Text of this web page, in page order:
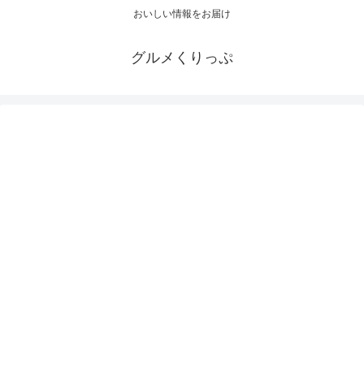
おいしい情報をお届け
グルメくりっぷ